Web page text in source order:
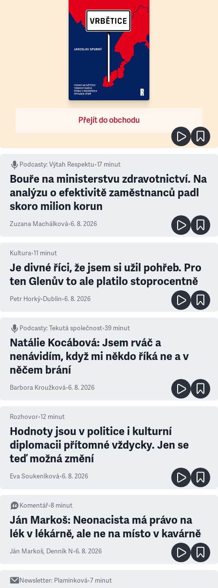
Přejít do obchodu
Podcasty:Výtah Respektu•17 minut
Bouře na ministerstvu zdravotnictví. Na
analýzu o efektivitě zaměstnanců padl
skoro milion korun
Zuzana Machálková•6. 8. 2026
Kultura•11 minut
Je divné říci, že jsem si užil pohřeb. Pro
ten Glenův to ale platilo stoprocentně
Petr Horký•Dublin•6. 8. 2026
Podcasty:Tekutá společnost•39 minut
Natálie Kocábová: Jsem rváč a
nenávidím, když mi někdo říká ne a v
něčem brání
Barbora Kroužková•6. 8. 2026
Rozhovor•12 minut
Hodnoty jsou v politice i kulturní
diplomacii přítomné vždycky. Jen se
teď možná změní
Eva Soukeníková•6. 8. 2026
Komentář•8 minut
Ján Markoš: Neonacista má právo na
lék v lékárně, ale ne na místo v kavárně
Ján Markoš, Denník N•6. 8. 2026
Newsletter: Plamínková•7 minut